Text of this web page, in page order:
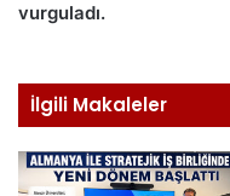
vurguladı.
İlgili Makaleler